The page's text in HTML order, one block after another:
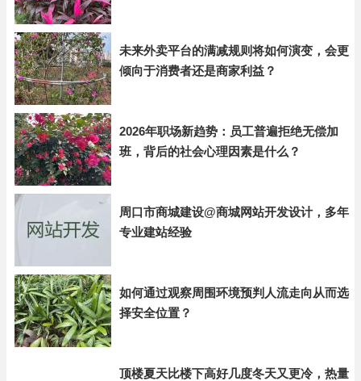
未来外卖平台的满减规则将如何演变，会更
倾向于消费者还是商家利益？
2026年职场新趋势：员工普遍拒绝无偿加
班，背后的社会心理因素是什么？
周口市商城建设@商城网站开发设计，多年
专业建站经验
如何通过观察周围环境预判人流走向从而选
择安全位置？
顶楼夏天比楼下高好几度冬天又更冷，热量